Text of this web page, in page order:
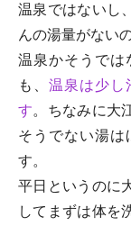
温泉ではないし
んの湯量がない
温泉かそうでは
も、温泉は少し
す。ちなみに大
そうでない湯は
す。
平日というのに
してまずは体を